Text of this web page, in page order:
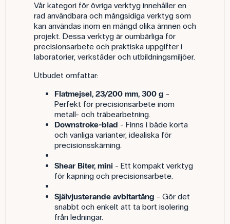
Vår kategori för övriga verktyg innehåller en
rad användbara och mångsidiga verktyg som
kan användas inom en mängd olika ämnen och
projekt. Dessa verktyg är oumbärliga för
precisionsarbete och praktiska uppgifter i
laboratorier, verkstäder och utbildningsmiljöer.
Utbudet omfattar:
Flatmejsel, 23/200 mm, 300 g -
Perfekt för precisionsarbete inom
metall- och träbearbetning.
Downstroke-blad - Finns i både korta
och vanliga varianter, idealiska för
precisionsskärning.
Shear Biter, mini - Ett kompakt verktyg
för kapning och precisionsarbete.
Självjusterande avbitartång - Gör det
snabbt och enkelt att ta bort isolering
från ledningar.